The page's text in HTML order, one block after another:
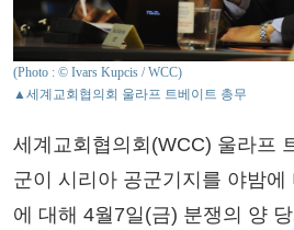
(Photo : © Ivars Kupcis / WCC)
▲세계교회협의회 울라프 트베이트 총무
세계교회협의회(WCC) 울라프
군이 시리아 공군기지를 야밤에
에 대해 4월7일(금) 분쟁의 양